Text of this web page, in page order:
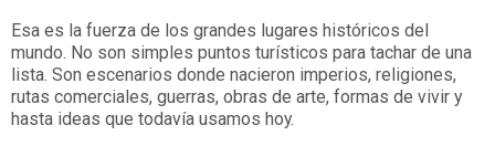
Esa es la fuerza de los grandes lugares históricos del
mundo. No son simples puntos turísticos para tachar de una
lista. Son escenarios donde nacieron imperios, religiones,
rutas comerciales, guerras, obras de arte, formas de vivir y
hasta ideas que todavía usamos hoy.